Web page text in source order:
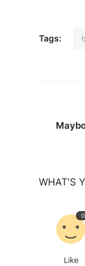
Tags:
WHAT'S
0
Like